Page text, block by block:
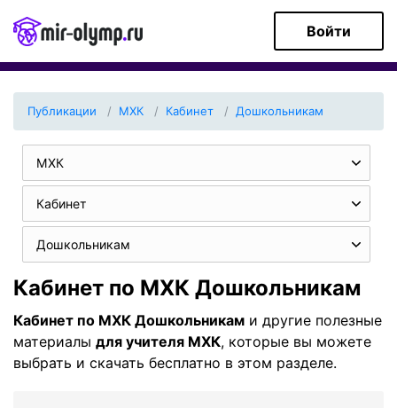
Войти
Публикации МХК Кабинет Дошкольникам
МХК
Кабинет
Дошкольникам
Кабинет по МХК Дошкольникам
Кабинет по МХК Дошкольникам и другие полезные
материалы для учителя МХК, которые вы можете
выбрать и скачать бесплатно в этом разделе.